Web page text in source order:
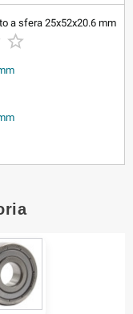
a sfera 25x52x20.6 mm
